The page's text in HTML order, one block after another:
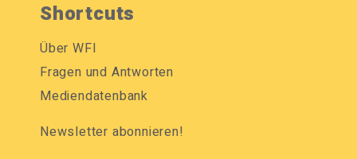
Shortcuts
Über WFI
Fragen und Antworten
Mediendatenbank
Newsletter abonnieren!